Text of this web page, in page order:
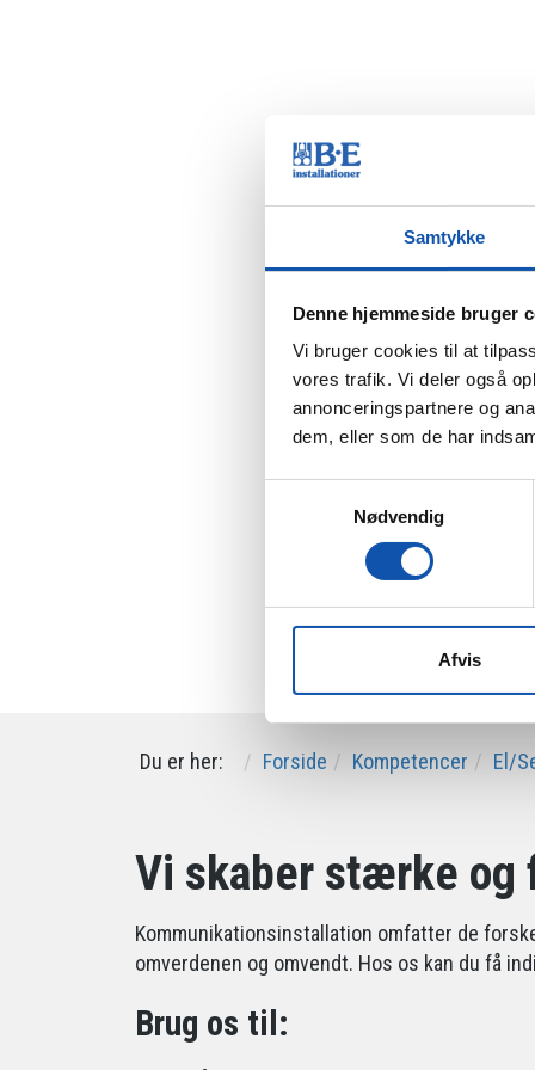
Samtykke
Denne hjemmeside bruger
Vi bruger cookies til at
vores trafik. Vi deler også
annonceringspartnere og
dem, eller som de har
Nødvendig
Afvis
Du er her: Forside Kompetencer El/
Vi skaber stærke
Kommunikationsinstallation omfatter de
omverdenen og omvendt. Hos os kan du få
Brug os til: